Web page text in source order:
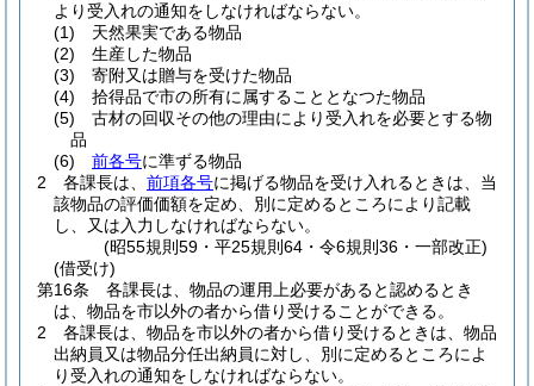
より受入れの通知をしなければならない。
(1)
天然果実である物品
(2)
生産した物品
(3)
寄附又は贈与を受けた物品
(4)
拾得品で市の所有に属することとなつた物品
(5)
古材の回収その他の理由により受入れを必要とする物
品
(6)
前各号に準ずる物品
2
各課長は、 前項各号に掲げる物品を受け入れるときは、当
該物品の評価価額を定め、別に定めるところにより記載
し、又は入力しなければならない。
(昭55規則59・平25規則64・令6規則36・一部改正)
(借受け)
第16条
各課長は、物品の運用上必要があると認めるとき
は、物品を市以外の者から借り受けることができる。
2
各課長は、物品を市以外の者から借り受けるときは、物品
出納員又は物品分任出納員に対し、別に定めるところによ
り受入れの通知をしなければならない。